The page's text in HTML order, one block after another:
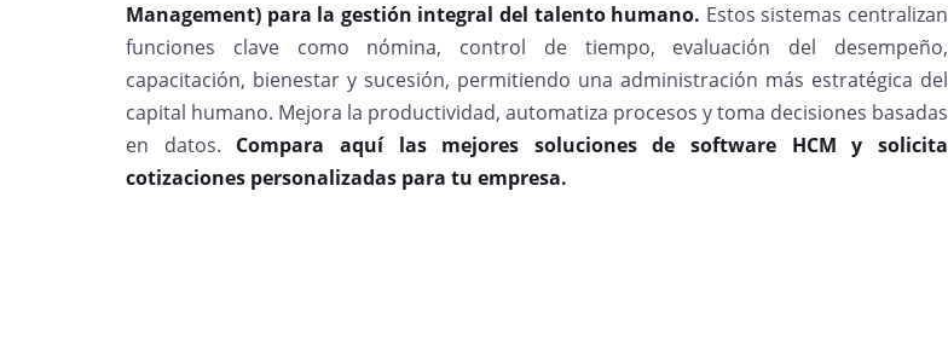
Management) para la gestión integral del talento humano. Estos sistemas centralizan
funciones clave como nómina, control de tiempo, evaluación del desempeño,
capacitación, bienestar y sucesión, permitiendo una administración más estratégica del
capital humano. Mejora la productividad, automatiza procesos y toma decisiones basadas
en datos. Compara aquí las mejores soluciones de software HCM y solicita
cotizaciones personalizadas para tu empresa.